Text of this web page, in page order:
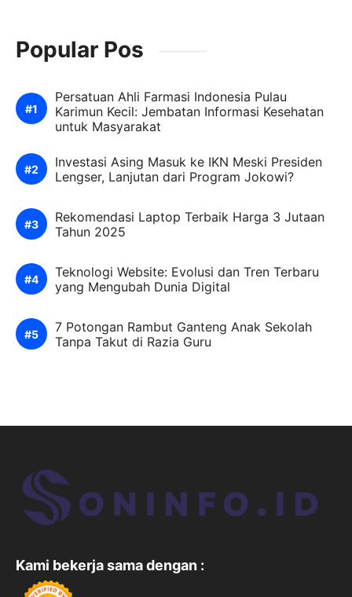
Popular Pos
Persatuan Ahli Farmasi Indonesia Pulau
Karimun Kecil: Jembatan Informasi Kesehatan
untuk Masyarakat
Investasi Asing Masuk ke IKN Meski Presiden
Lengser, Lanjutan dari Program Jokowi?
Rekomendasi Laptop Terbaik Harga 3 Jutaan
Tahun 2025
Teknologi Website: Evolusi dan Tren Terbaru
yang Mengubah Dunia Digital
7 Potongan Rambut Ganteng Anak Sekolah
Tanpa Takut di Razia Guru
Kami bekerja sama dengan :